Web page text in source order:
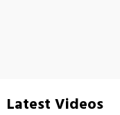
Latest Videos